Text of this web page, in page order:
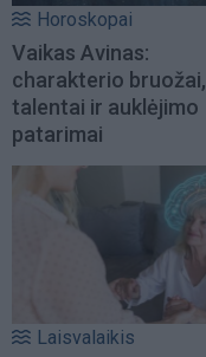
Horoskopai
Vaikas Avinas:
charakterio bruožai,
talentai ir auklėjimo
patarimai
Laisvalaikis